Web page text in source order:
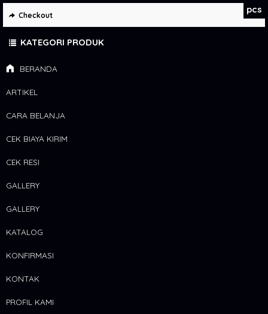
BERANDA
ARTIKEL
CARA BELANJA
CEK BIAYA KIRIM
CEK RESI
GALLERY
GALLERY
KATALOG
KONFIRMASI
KONTAK
PROFIL KAMI
pcs
Checkout
KATEGORI PRODUK